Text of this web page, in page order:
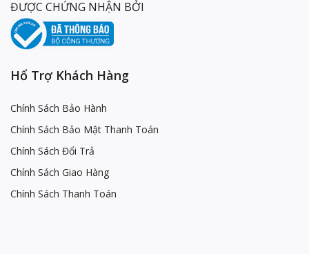
ĐƯỢC CHỨNG NHẬN BỞI
Hổ Trợ Khách Hàng
Chính Sách Bảo Hành
Chính Sách Bảo Mật Thanh Toán
Chính Sách Đổi Trả
Chính Sách Giao Hàng
Chính Sách Thanh Toán